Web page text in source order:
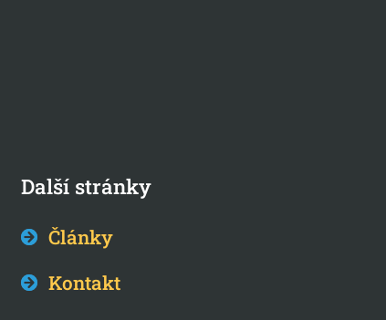
Další stránky
Články
Kontakt